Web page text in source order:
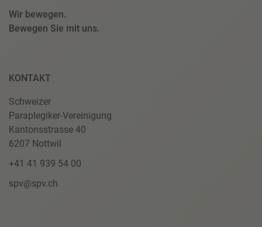
Wir bewegen.
Bewegen Sie mit uns.
KONTAKT
Schweizer
Paraplegiker-Vereinigung
Kantonsstrasse 40
6207 Nottwil
+41 41 939 54 00
spv@spv.ch